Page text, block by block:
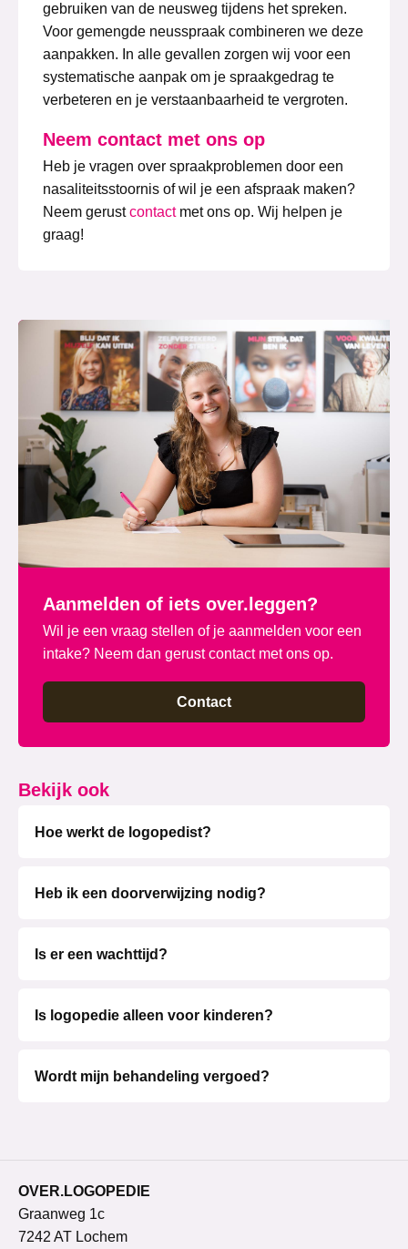
gebruiken van de neusweg tijdens het spreken.
Voor gemengde neusspraak combineren we deze
aanpakken. In alle gevallen zorgen wij voor een
systematische aanpak om je spraakgedrag te
verbeteren en je verstaanbaarheid te vergroten.
Neem contact met ons op
Heb je vragen over spraakproblemen door een
nasaliteitsstoornis of wil je een afspraak maken?
Neem gerustcontactmet ons op. Wij helpen je
graag!
Aanmelden of iets over.leggen?
Wil je een vraag stellen of je aanmelden voor een
intake? Neem dan gerust contact met ons op.
Contact
Bekijk ook
Hoe werkt de logopedist?
Heb ik een doorverwijzing nodig?
Is er een wachttijd?
Is logopedie alleen voor kinderen?
Wordt mijn behandeling vergoed?
OVER.LOGOPEDIE
Graanweg 1c
7242 AT Lochem